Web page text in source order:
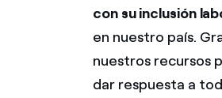
con su inclusión
en nuestro país.
nuestros recursos
dar respuesta a